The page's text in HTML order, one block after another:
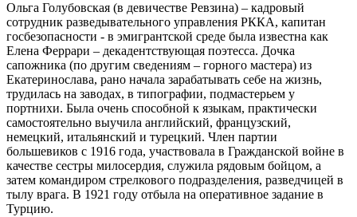
Ольга Голубовская (в девичестве Ревзина) – кадровый
сотрудник разведывательного управления РККА, капитан
госбезопасности - в эмигрантской среде была известна как
Елена Феррари – декадентствующая поэтесса. Дочка
сапожника (по другим сведениям – горного мастера) из
Екатеринослава, рано начала зарабатывать себе на жизнь,
трудилась на заводах, в типографии, подмастерьем у
портнихи. Была очень способной к языкам, практически
самостоятельно выучила английский, французский,
немецкий, итальянский и турецкий. Член партии
большевиков с 1916 года, участвовала в Гражданской войне в
качестве сестры милосердия, служила рядовым бойцом, а
затем командиром стрелкового подразделения, разведчицей в
тылу врага. В 1921 году отбыла на оперативное задание в
Турцию.